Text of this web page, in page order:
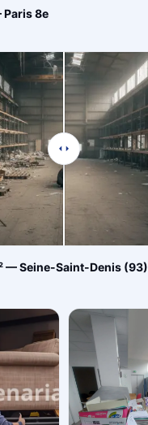
Paris 8e
— Seine-Saint-Denis (93)